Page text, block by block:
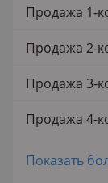
Продажа 1-
Продажа 2-
Продажа 3-
Продажа 4-
Продажа 5-
Показать